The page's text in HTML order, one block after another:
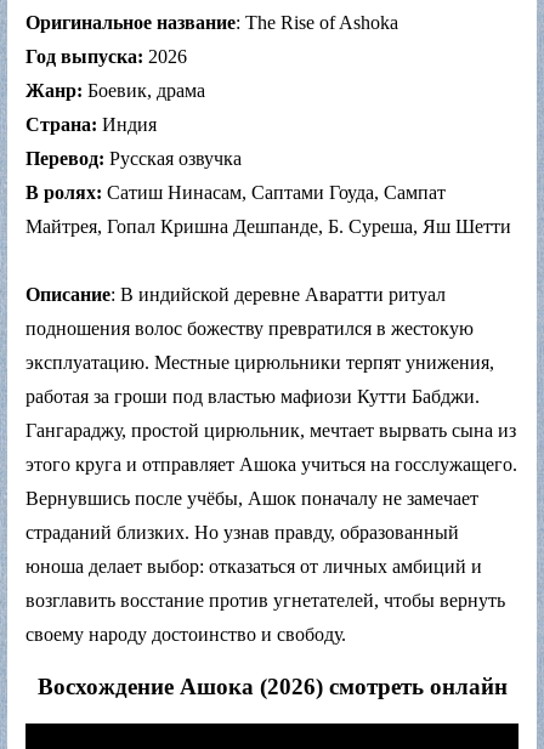
Оригинальное название: The Rise of Ashoka
Год выпуска: 2026
Жанр: Боевик, драма
Страна: Индия
Перевод: Русская озвучка
В ролях: Сатиш Нинасам, Саптами Гоуда, Сампат
Майтрея, Гопал Кришна Дешпанде, Б. Суреша, Яш Шетти
Описание: В индийской деревне Аваратти ритуал
подношения волос божеству превратился в жестокую
эксплуатацию. Местные цирюльники терпят унижения,
работая за гроши под властью мафиози Кутти Бабджи.
Гангараджу, простой цирюльник, мечтает вырвать сына из
этого круга и отправляет Ашока учиться на госслужащего.
Вернувшись после учёбы, Ашок поначалу не замечает
страданий близких. Но узнав правду, образованный
юноша делает выбор: отказаться от личных амбиций и
возглавить восстание против угнетателей, чтобы вернуть
своему народу достоинство и свободу.
Восхождение Ашока (2026) смотреть онлайн